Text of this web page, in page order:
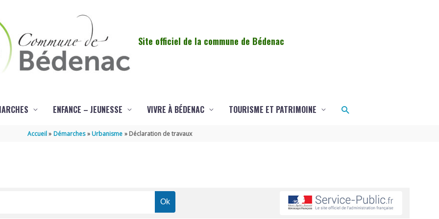
Site officiel de la commune de Bédenac
ENFANCE – JEUNESSE VIVRE À BÉDENAC TOURISME ET PATRIMOINE Rechercher
Accueil Démarches Urbanisme Déclaration de travaux